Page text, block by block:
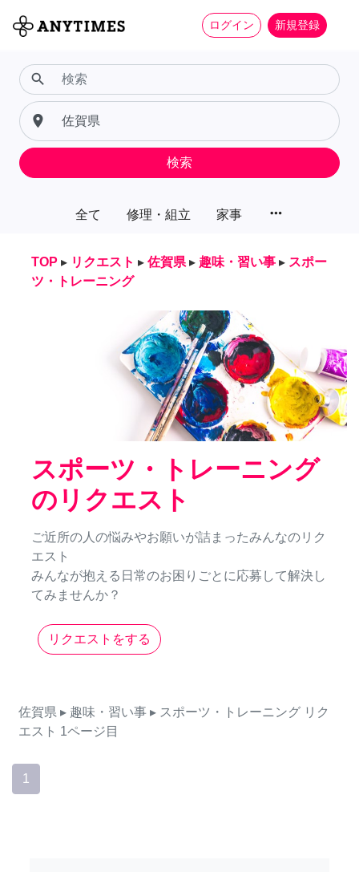
ログイン 新規登録
全て 修理・組立 家事 more_horiz
search
place
検索
TOP ▸ リクエスト ▸ 佐賀県 ▸ 趣味・習い事 ▸ スポー
ツ・トレーニング
スポーツ・トレーニング
のリクエスト
ご近所の人の悩みやお願いが詰まったみんなのリク
エスト
みんなが抱える日常のお困りごとに応募して解決し
てみませんか？
リクエストをする
佐賀県 ▸ 趣味・習い事 ▸ スポーツ・トレーニング リク
エスト 1ページ目
1